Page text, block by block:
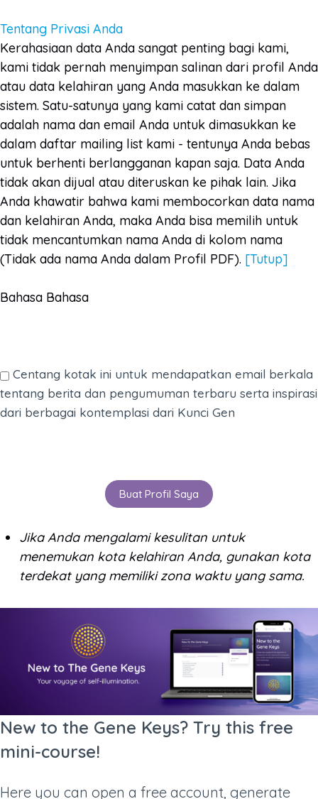
Tentang Privasi Anda
Kerahasiaan data Anda sangat penting bagi kami,
kami tidak pernah menyimpan salinan dari profil Anda
atau data kelahiran yang Anda masukkan ke dalam
sistem. Satu-satunya yang kami catat dan simpan
adalah nama dan email Anda untuk dimasukkan ke
dalam daftar mailing list kami - tentunya Anda bebas
untuk berhenti berlangganan kapan saja. Data Anda
tidak akan dijual atau diteruskan ke pihak lain. Jika
Anda khawatir bahwa kami membocorkan data nama
dan kelahiran Anda, maka Anda bisa memilih untuk
tidak mencantumkan nama Anda di kolom nama
(Tidak ada nama Anda dalam Profil PDF). [Tutup]
Bahasa Bahasa
Centang kotak ini untuk mendapatkan email berkala
tentang berita dan pengumuman terbaru serta inspirasi
dari berbagai kontemplasi dari Kunci Gen
Jika Anda mengalami kesulitan untuk
menemukan kota kelahiran Anda, gunakan kota
terdekat yang memiliki zona waktu yang sama.
New to the Gene Keys? Try this free
mini-course!
Here you can open a free account, generate